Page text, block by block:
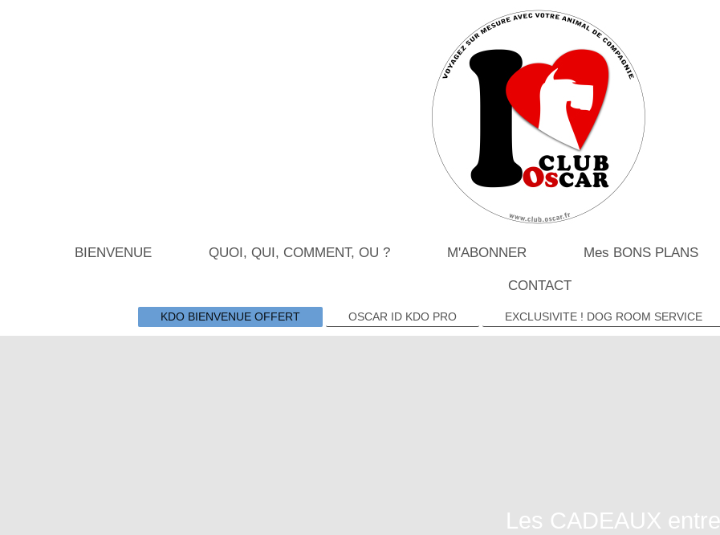
BIENVENUE QUOI, QUI, COMMENT, OU ? M'ABONNER Mes BONS PLANS
CONTACT
KDO BIENVENUE OFFERT OSCAR ID KDO PRO EXCLUSIVITE ! DOG ROOM SERVICE
Les CADEAUX